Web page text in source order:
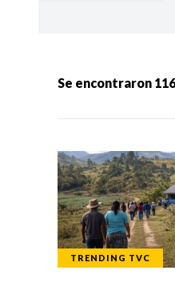
Categorias:
Se encontraron 116
TRENDING TVC